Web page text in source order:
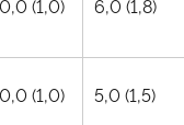
(1,0) 6,0 (1,8)
(1,0) 5,0 (1,5)